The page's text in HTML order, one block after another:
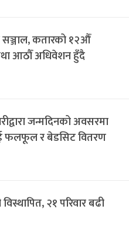
कतारको १२औँ
आठौँ अधिवेशन हुँदै
जन्मदिनको अवसरमा
फलफूल र बेडसिट वितरण
२१ परिवार बढी